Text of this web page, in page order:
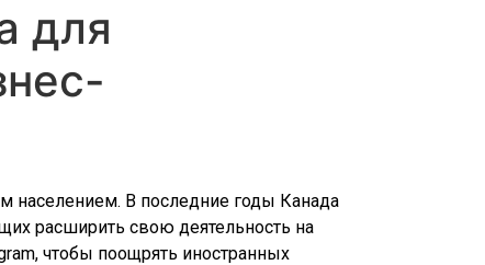
для
населением. В последние годы Канада
расширить свою деятельность на
чтобы поощрять иностранных